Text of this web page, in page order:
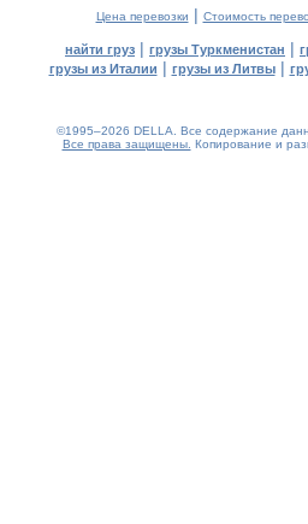
Цена перевозки | Стоимость
найти груз | грузы Туркменистан |
грузы из Италии | грузы из Литвы|
©1995–2026 DELLA. Все содержание
Все права защищены. Копирование и